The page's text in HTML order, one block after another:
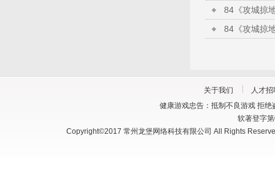
关于我们
人才招
健康游戏忠告：抵制不良游戏 拒
软著登字
Copyright©2017 常州龙堡网络科技有限公司 All Rights